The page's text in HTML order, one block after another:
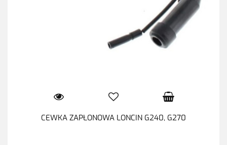
CEWKA ZAPŁONOWA LONCIN G240, G270